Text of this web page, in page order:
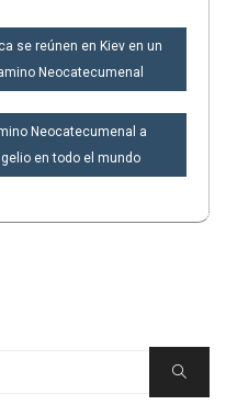
se reúnen en Kiev en un
Neocatecumenal
Neocatecumenal a
en todo el mundo
Buscar